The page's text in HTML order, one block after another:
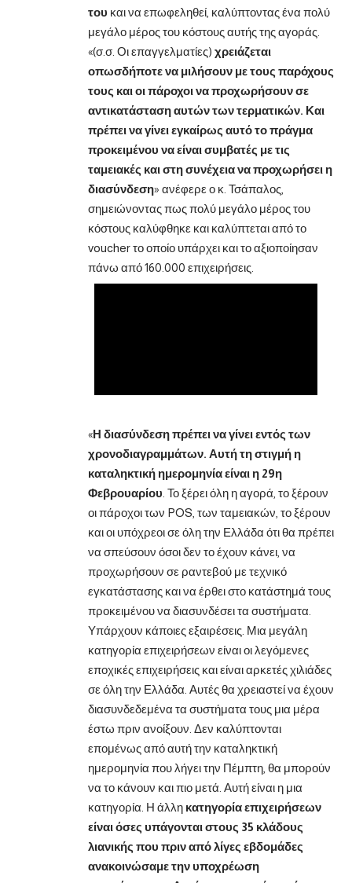
του και να επωφεληθεί, καλύπτοντας ένα πολύ
μεγάλο μέρος του κόστους αυτής της αγοράς.
«(σ.σ. Οι επαγγελματίες) χρειάζεται
οπωσδήποτε να μιλήσουν με τους παρόχους
τους και οι πάροχοι να προχωρήσουν σε
αντικατάσταση αυτών των τερματικών. Και
πρέπει να γίνει εγκαίρως αυτό το πράγμα
προκειμένου να είναι συμβατές με τις
ταμειακές και στη συνέχεια να προχωρήσει η
διασύνδεση» ανέφερε ο κ. Τσάπαλος,
σημειώνοντας πως πολύ μεγάλο μέρος του
κόστους καλύφθηκε και καλύπτεται από το
voucher το οποίο υπάρχει και το αξιοποίησαν
πάνω από 160.000 επιχειρήσεις.
«Η διασύνδεση πρέπει να γίνει εντός των
χρονοδιαγραμμάτων. Αυτή τη στιγμή η
καταληκτική ημερομηνία είναι η 29η
Φεβρουαρίου . Το ξέρει όλη η αγορά, το ξέρουν
οι πάροχοι των POS, των ταμειακών, το ξέρουν
και οι υπόχρεοι σε όλη την Ελλάδα ότι θα πρέπει
να σπεύσουν όσοι δεν το έχουν κάνει, να
προχωρήσουν σε ραντεβού με τεχνικό
εγκατάστασης και να έρθει στο κατάστημά τους
προκειμένου να διασυνδέσει τα συστήματα.
Υπάρχουν κάποιες εξαιρέσεις. Μια μεγάλη
κατηγορία επιχειρήσεων είναι οι λεγόμενες
εποχικές επιχειρήσεις και είναι αρκετές χιλιάδες
σε όλη την Ελλάδα. Αυτές θα χρειαστεί να έχουν
διασυνδεδεμένα τα συστήματα τους μια μέρα
έστω πριν ανοίξουν. Δεν καλύπτονται
επομένως από αυτή την καταληκτική
ημερομηνία που λήγει την Πέμπτη, θα μπορούν
να το κάνουν και πιο μετά. Αυτή είναι η μια
κατηγορία. Η άλλη κατηγορία επιχειρήσεων
είναι όσες υπάγονται στους 35 κλάδους
λιανικής που πριν από λίγες εβδομάδες
ανακοινώσαμε την υποχρέωση